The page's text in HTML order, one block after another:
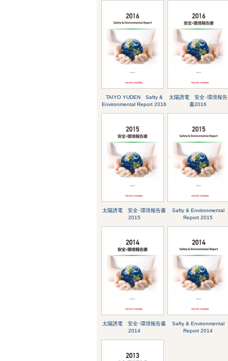
TAIYO YUDEN Safty &
Environmental Report 2016
太陽誘電 安全･環境報告
書2016
太陽誘電 安全･環境報告書
2015
Safty & Environmental
Report 2015
太陽誘電 安全･環境報告書
2014
Safty & Environmental
Report 2014